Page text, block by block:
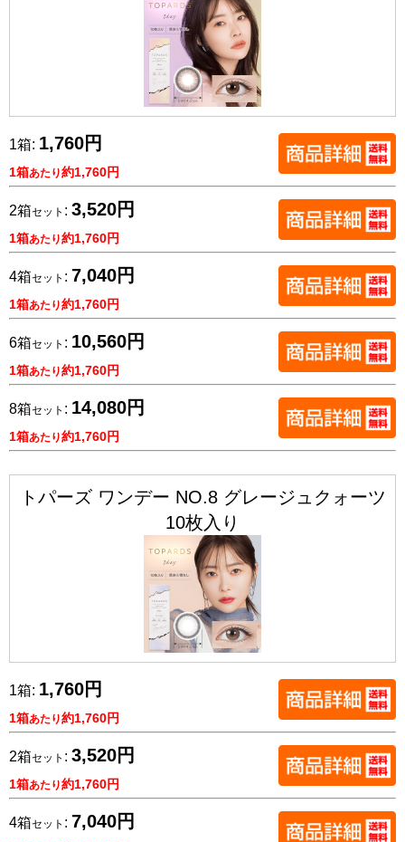
1箱: 1,760円
1箱あたり約1,760円
2箱セット : 3,520円
1箱あたり約1,760円
4箱セット : 7,040円
1箱あたり約1,760円
6箱セット : 10,560円
1箱あたり約1,760円
8箱セット : 14,080円
1箱あたり約1,760円
トパーズ ワンデー NO.8 グレージュクォーツ
10枚入り
1箱: 1,760円
1箱あたり約1,760円
2箱セット : 3,520円
1箱あたり約1,760円
4箱セット : 7,040円